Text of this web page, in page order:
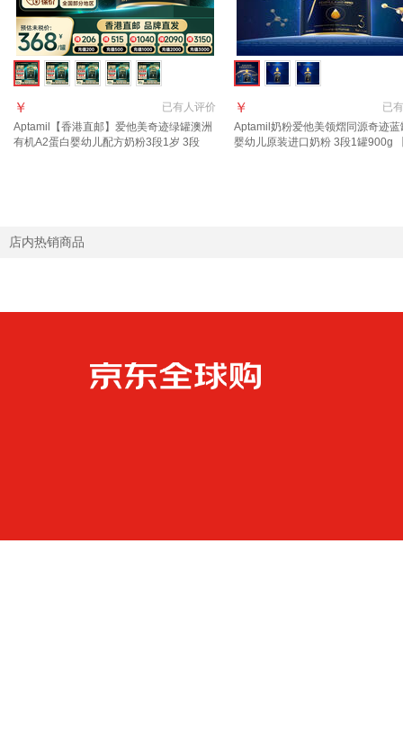
已有人评价
￥
Aptamil【香港直邮】爱他美奇迹绿罐澳洲
有机A2蛋白婴幼儿配方奶粉3段1岁 3段
已有
￥
Aptamil奶粉爱他美领熠同源奇迹蓝
婴幼儿原装进口奶粉 3段1罐900g
店内热销商品